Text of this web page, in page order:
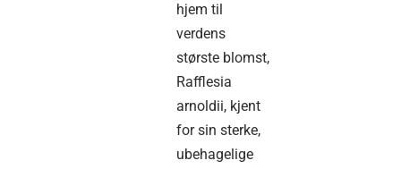
hjem til
verdens
største blomst,
Rafflesia
arnoldii, kjent
for sin sterke,
ubehagelige